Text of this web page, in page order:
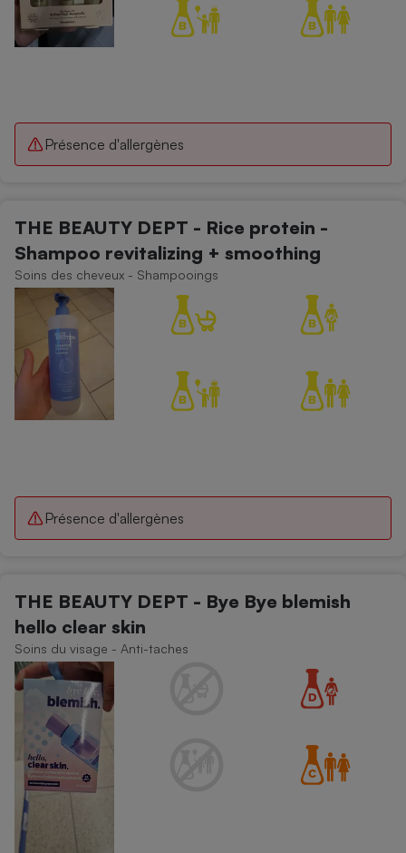
Présence d'allergènes
THE BEAUTY DEPT - Rice protein -
Shampoo revitalizing + smoothing
Soins des cheveux - Shampooings
Présence d'allergènes
THE BEAUTY DEPT - Bye Bye blemish
hello clear skin
Soins du visage - Anti-taches